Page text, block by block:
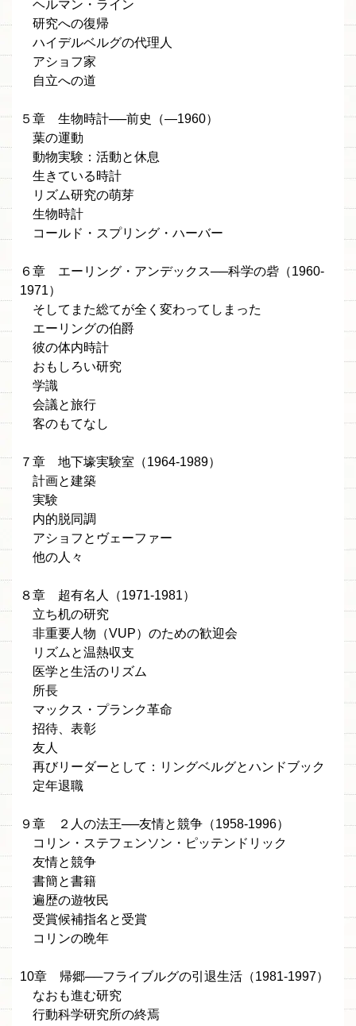
ヘルマン・ライン
研究への復帰
ハイデルベルグの代理人
アショフ家
自立への道
５章 生物時計──前史（—1960）
葉の運動
動物実験：活動と休息
生きている時計
リズム研究の萌芽
生物時計
コールド・スプリング・ハーバー
６章 エーリング・アンデックス──科学の砦（1960-
1971）
そしてまた総てが全く変わってしまった
エーリングの伯爵
彼の体内時計
おもしろい研究
学識
会議と旅行
客のもてなし
７章 地下壕実験室（1964-1989）
計画と建築
実験
内的脱同調
アショフとヴェーファー
他の人々
８章 超有名人（1971-1981）
立ち机の研究
非重要人物（VUP）のための歓迎会
リズムと温熱収支
医学と生活のリズム
所長
マックス・プランク革命
招待、表彰
友人
再びリーダーとして：リングベルグとハンドブック
定年退職
９章 ２人の法王──友情と競争（1958-1996）
コリン・ステフェンソン・ピッテンドリック
友情と競争
書簡と書籍
遍歴の遊牧民
受賞候補指名と受賞
コリンの晩年
10章 帰郷──フライブルグの引退生活（1981-1997）
なおも進む研究
行動科学研究所の終焉